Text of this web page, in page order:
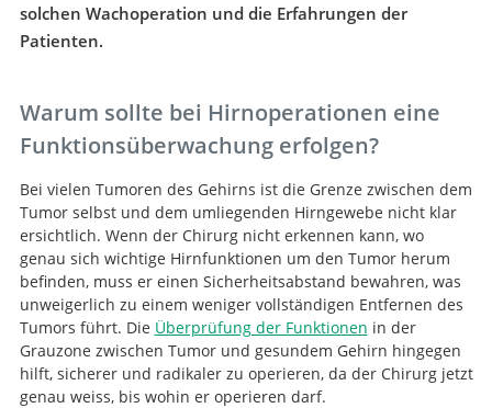
solchen Wachoperation und die Erfahrungen der
Patienten.
Warum sollte bei Hirnoperationen eine
Funktionsüberwachung erfolgen?
Bei vielen Tumoren des Gehirns ist die Grenze zwischen dem
Tumor selbst und dem umliegenden Hirngewebe nicht klar
ersichtlich. Wenn der Chirurg nicht erkennen kann, wo
genau sich wichtige Hirnfunktionen um den Tumor herum
befinden, muss er einen Sicherheitsabstand bewahren, was
unweigerlich zu einem weniger vollständigen Entfernen des
Tumors führt. Die Überprüfung der Funktionen in der
Grauzone zwischen Tumor und gesundem Gehirn hingegen
hilft, sicherer und radikaler zu operieren, da der Chirurg jetzt
genau weiss, bis wohin er operieren darf.